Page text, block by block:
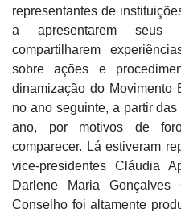
representantes de
a apresentarem seus
compartilharem
sobre ações e
dinamização do Movimento
no ano seguinte, a partir
ano, por motivos de
comparecer. Lá estiveram
vice-presidentes Cláudia
Darlene Maria
Conselho foi altamente